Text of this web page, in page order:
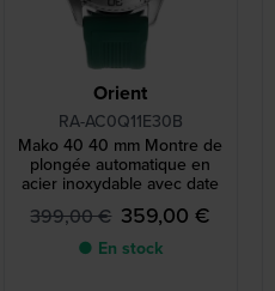
Orient
RA-AC0Q11E30B
Mako 40 40 mm Montre de
plongée automatique en
acier inoxydable avec date
399,00 € 359,00 €
● En stock